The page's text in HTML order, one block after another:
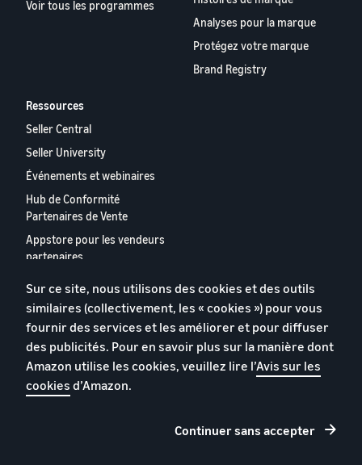
Voir tous les programmes
Analyses pour la marque
Protégez votre marque
Brand Registry
Ressources
Seller Central
Seller University
Événements et webinaires
Hub de Conformité
Partenaires de Vente
Appstore pour les vendeurs
partenaires
vendeurs partenaires
européens
Politique de confidentialité
Conditions générales
Sur ce site, nous utilisons des cookies et des outils
similaires (collectivement, les « cookies ») pour vous
fournir des services et les améliorer et pour diffuser
des publicités. Pour en savoir plus sur la manière dont
Amazon utilise les cookies, veuillez lire l’Avis sur les
cookies d’Amazon.
Continuer sans accepter